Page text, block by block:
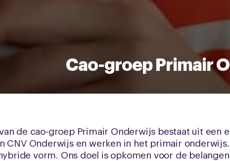
Cao-groep Primair
de cao-groep Primair Onderwijs bestaat uit een
CNV Onderwijs en werken in het primair
vorm. Ons doel is opkomen voor de